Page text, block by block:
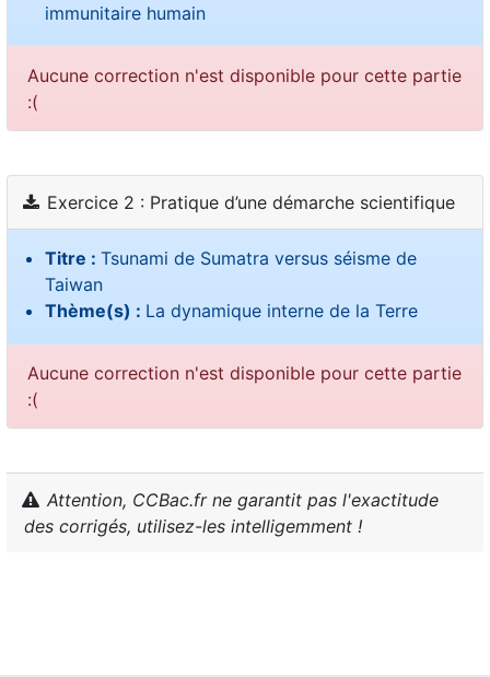
immunitaire humain
Aucune correction n'est disponible pour cette partie
:(
Exercice 2 : Pratique d’une démarche scientifique
Titre : Tsunami de Sumatra versus séisme de
Taiwan
Thème(s) : La dynamique interne de la Terre
Aucune correction n'est disponible pour cette partie
:(
Attention, CCBac.fr ne garantit pas l'exactitude
des corrigés, utilisez-les intelligemment !